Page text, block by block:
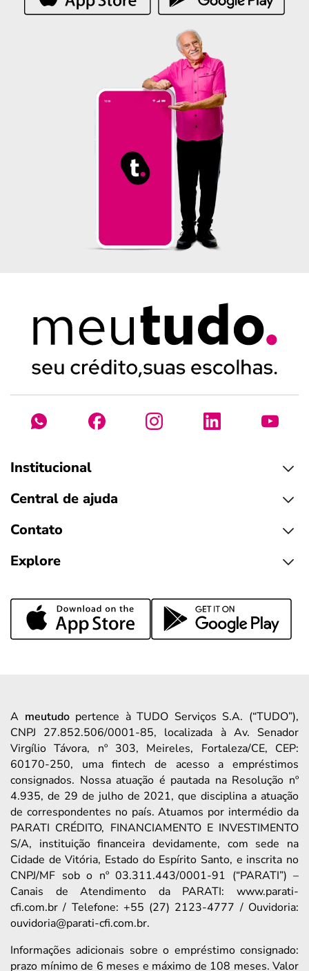
Institucional
Central de ajuda
Contato
Explore
A meutudopertence à TUDO Serviços S.A. (“TUDO”),
CNPJ 27.852.506/0001-85, localizada à Av. Senador
Virgílio Távora, nº 303, Meireles, Fortaleza/CE, CEP:
60170-250, uma fintech de acesso a empréstimos
consignados. Nossa atuação é pautada na Resolução nº
4.935, de 29 de julho de 2021, que disciplina a atuação
de correspondentes no país. Atuamos por intermédio da
PARATI CRÉDITO, FINANCIAMENTO E INVESTIMENTO
S/A, instituição financeira devidamente, com sede na
Cidade de Vitória, Estado do Espírito Santo, e inscrita no
CNPJ/MF sob o nº 03.311.443/0001-91 (“PARATI”) –
Canais de Atendimento da PARATI: www.parati-
cfi.com.br / Telefone: +55 (27) 2123-4777 / Ouvidoria:
ouvidoria@parati-cfi.com.br.
Informações adicionais sobre o empréstimo consignado:
prazo mínimo de 6 meses e máximo de 108 meses. Valor